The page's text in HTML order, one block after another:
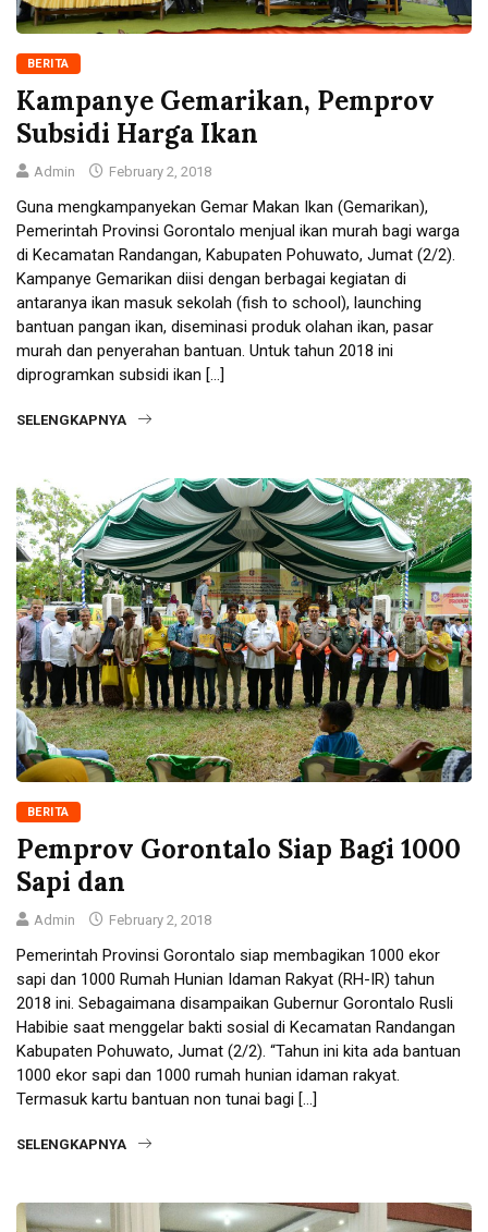
BERITA
Kampanye Gemarikan, Pemprov
Subsidi Harga Ikan
Admin February 2, 2018
Guna mengkampanyekan Gemar Makan Ikan (Gemarikan),
Pemerintah Provinsi Gorontalo menjual ikan murah bagi warga
di Kecamatan Randangan, Kabupaten Pohuwato, Jumat (2/2).
Kampanye Gemarikan diisi dengan berbagai kegiatan di
antaranya ikan masuk sekolah (fish to school), launching
bantuan pangan ikan, diseminasi produk olahan ikan, pasar
murah dan penyerahan bantuan. Untuk tahun 2018 ini
diprogramkan subsidi ikan […]
SELENGKAPNYA
BERITA
Pemprov Gorontalo Siap Bagi 1000
Sapi dan
Admin February 2, 2018
Pemerintah Provinsi Gorontalo siap membagikan 1000 ekor
sapi dan 1000 Rumah Hunian Idaman Rakyat (RH-IR) tahun
2018 ini. Sebagaimana disampaikan Gubernur Gorontalo Rusli
Habibie saat menggelar bakti sosial di Kecamatan Randangan
Kabupaten Pohuwato, Jumat (2/2). “Tahun ini kita ada bantuan
1000 ekor sapi dan 1000 rumah hunian idaman rakyat.
Termasuk kartu bantuan non tunai bagi […]
SELENGKAPNYA